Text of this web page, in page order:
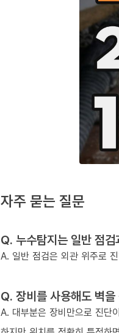
자주 묻는 질문
Q. 누수탐지는 일반 점
A. 일반 점검은 외관 위주로
Q. 장비를 사용해도 벽
A. 대부분은 장비만으로 진단